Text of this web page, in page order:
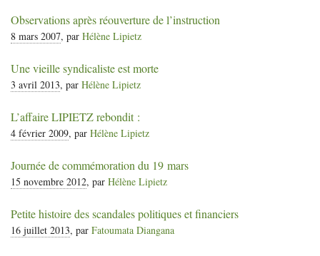
Observations après réouverture de l’instruction
8 mars 2007, par Hélène Lipietz
Une vieille syndicaliste est morte
3 avril 2013, par Hélène Lipietz
L’affaireLIPIETZrebondit :
4 février 2009, par Hélène Lipietz
Journée de commémoration du 19 mars
15 novembre 2012, par Hélène Lipietz
Petite histoire des scandales politiques et financiers
16 juillet 2013, par Fatoumata Diangana